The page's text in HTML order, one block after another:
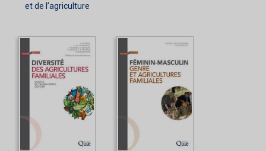
et de l’agriculture